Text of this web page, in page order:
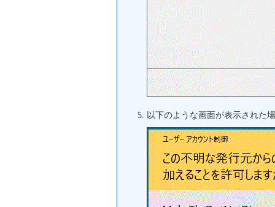
以下のような画面が表示された